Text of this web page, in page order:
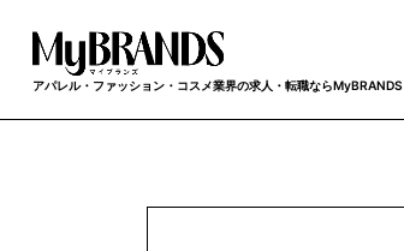
アパレル・ファッション・コスメ業界の求人・転職ならMyBRANDS